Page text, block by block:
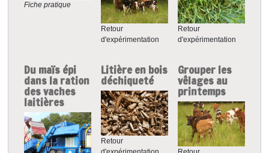
Fiche pratique
Retour
d'expérimentation
Retour
d'expérimentation
Du maïs épi
dans la ration
des vaches
laitières
Litière en bois
déchiqueté
Retour
Grouper les
vêlages au
printemps